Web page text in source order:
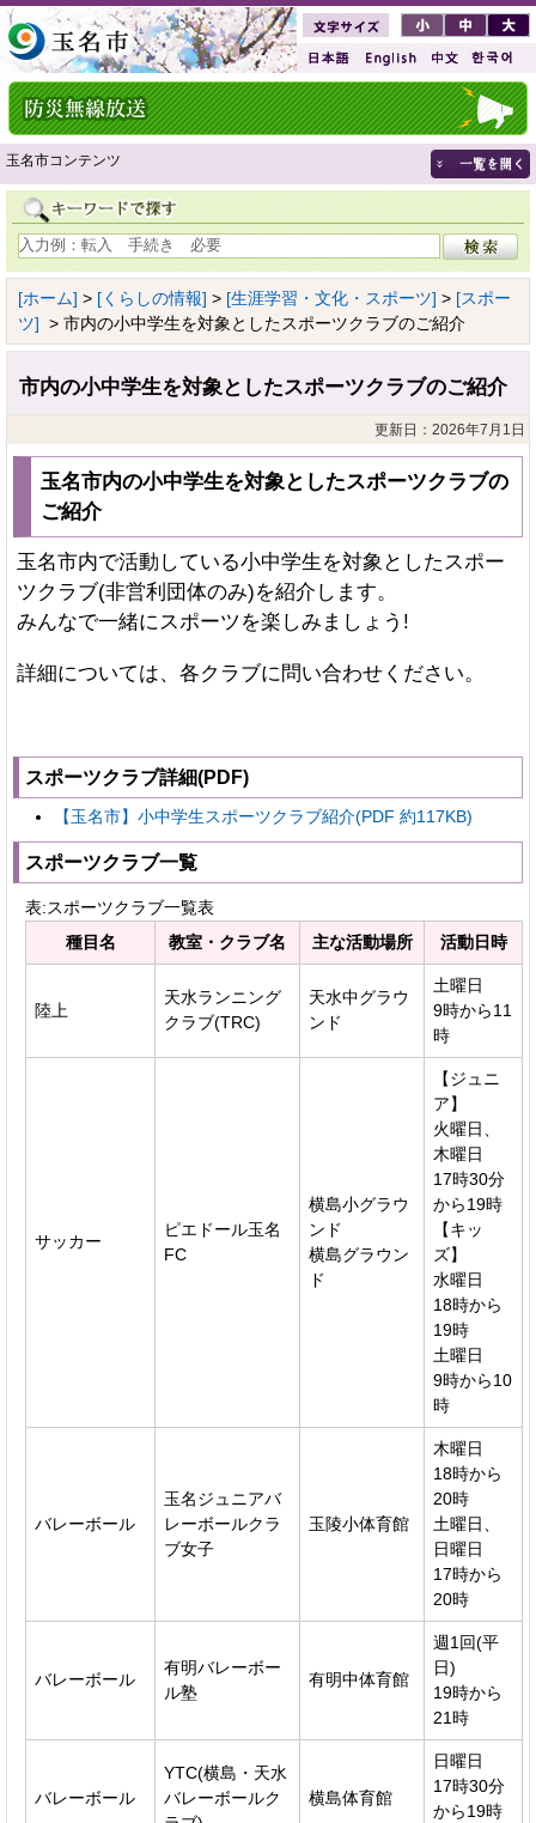
玉名市コンテンツ
[ホーム] > [くらしの情報] > [生涯学習・文化・スポーツ] > [スポー
ツ] > 市内の小中学生を対象としたスポーツクラブのご紹介
市内の小中学生を対象としたスポーツクラブのご紹介
更新日：2026年7月1日
玉名市内の小中学生を対象としたスポーツクラブの
ご紹介
玉名市内で活動している小中学生を対象としたスポー
ツクラブ(非営利団体のみ)を紹介します。
みんなで一緒にスポーツを楽しみましょう!
詳細については、各クラブに問い合わせください。
スポーツクラブ詳細(PDF)
【玉名市】小中学生スポーツクラブ紹介(PDF 約117KB)
スポーツクラブ一覧
表:スポーツクラブ一覧表
種目名
教室・クラブ名 主な活動場所 活動日時
陸上
天水ランニング
クラブ(TRC)
天水中グラウ
ンド
土曜日
9時から11
時
サッカー
ピエドール玉名
FC
横島小グラウ
ンド
横島グラウン
ド
【ジュニ
ア】
火曜日、
木曜日
17時30分
から19時
【キッ
ズ】
水曜日
18時から
19時
土曜日
9時から10
時
バレーボール
玉名ジュニアバ
レーボールクラ
ブ女子
玉陵小体育館
木曜日
18時から
20時
土曜日、
日曜日
17時から
20時
バレーボール
有明バレーボー
ル塾
有明中体育館
週1回(平
日)
19時から
21時
バレーボール
YTC(横島・天水
バレーボールク
横島体育館
日曜日
17時30分
から19時